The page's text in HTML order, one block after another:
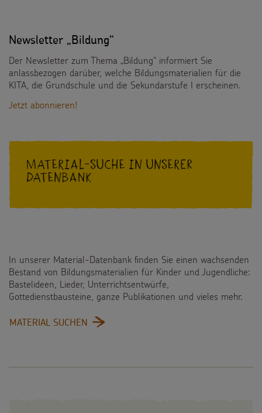
Newsletter „Bildung“
Der Newsletter zum Thema „Bildung“ informiert Sie
anlassbezogen darüber, welche Bildungsmaterialien für die
KITA, die Grundschule und die Sekundarstufe I erscheinen.
Jetzt abonnieren!
Material-Suche in unserer
Datenbank
In unserer Material-Datenbank finden Sie einen wachsenden
Bestand von Bildungsmaterialien für Kinder und Jugendliche:
Bastelideen, Lieder, Unterrichtsentwürfe,
Gottedienstbausteine, ganze Publikationen und vieles mehr.
MATERIAL SUCHEN